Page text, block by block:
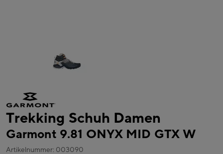
Trekking Schuh Damen
Garmont 9.81 ONYX MID GTX W
Artikelnummer: 003090